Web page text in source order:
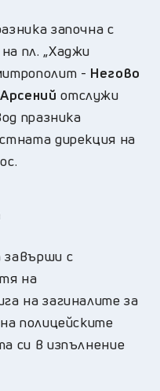
започна с
пл. „Хаджи
- Негово
отслужи
празника
дирекция на
с
на
на загиналите за
полицейските
си в изпълнение